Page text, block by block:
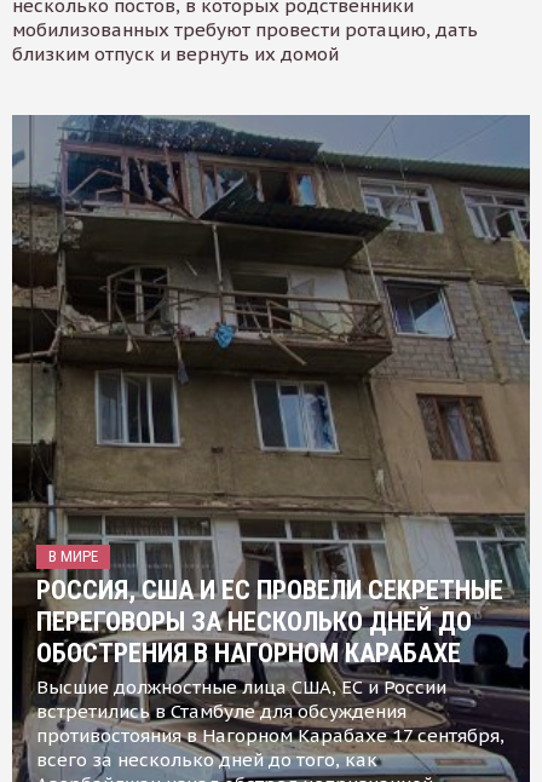
несколько постов, в которых родственники
мобилизованных требуют провести ротацию, дать
близким отпуск и вернуть их домой
В МИРЕ
РОССИЯ, США И ЕС ПРОВЕЛИ СЕКРЕТНЫЕ
ПЕРЕГОВОРЫ ЗА НЕСКОЛЬКО ДНЕЙ ДО
ОБОСТРЕНИЯ В НАГОРНОМ КАРАБАХЕ
Высшие должностные лица США, ЕС и России
встретились в Стамбуле для обсуждения
противостояния в Нагорном Карабахе 17 сентября,
всего за несколько дней до того, как